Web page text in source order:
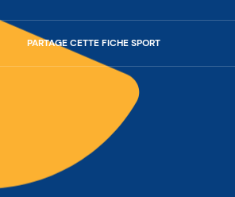
PARTAGE CETTE FICHE SPORT